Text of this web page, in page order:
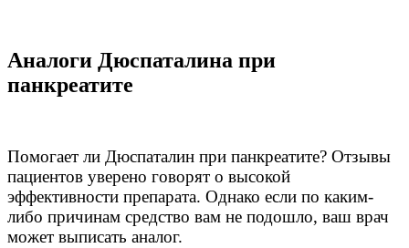
Аналоги Дюспаталина при
панкреатите
Помогает ли Дюспаталин при панкреатите? Отзывы
пациентов уверено говорят о высокой
эффективности препарата. Однако если по каким-
либо причинам средство вам не подошло, ваш врач
может выписать аналог.